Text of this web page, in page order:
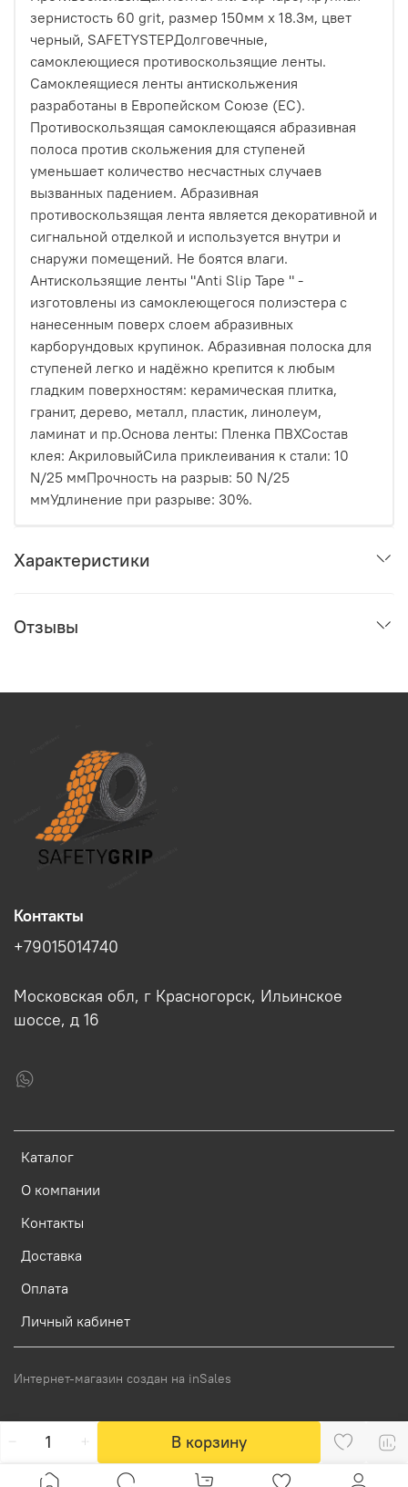
В корзину
зернистость 60 grit, размер 150мм х 18.3м, цвет
черный, SAFETYSTEPДолговечные,
самоклеющиеся противоскользящие ленты.
Самоклеящиеся ленты антискольжения
разработаны в Европейском Союзе (ЕС).
Противоскользящая самоклеющаяся абразивная
полоса против скольжения для ступеней
уменьшает количество несчастных случаев
вызванных падением. Абразивная
противоскользящая лента является декоративной и
сигнальной отделкой и используется внутри и
снаружи помещений. Не боятся влаги.
Антискользящие ленты "Anti Slip Tape " -
изготовлены из самоклеющегося полиэстера с
нанесенным поверх слоем абразивных
карборундовых крупинок. Абразивная полоска для
ступеней легко и надёжно крепится к любым
гладким поверхностям: керамическая плитка,
гранит, дерево, металл, пластик, линолеум,
ламинат и пр.Основа ленты: Пленка ПВХСостав
клея: АкриловыйСила приклеивания к стали: 10
N/25 ммПрочность на разрыв: 50 N/25
ммУдлинение при разрыве: 30%.
Характеристики
Отзывы
Каталог
О компании
Контакты
Доставка
Оплата
Личный кабинет
Контакты
+79015014740
Московская обл, г Красногорск, Ильинское
шоссе, д 16
Интернет-магазин создан на inSales